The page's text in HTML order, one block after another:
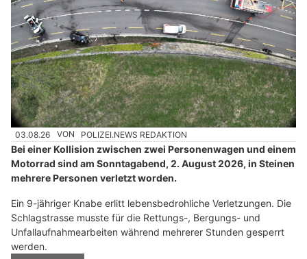
03.08.26 VON POLIZEI.NEWS REDAKTION
Bei einer Kollision zwischen zwei Personenwagen und einem
Motorrad sind am Sonntagabend, 2. August 2026, in Steinen
mehrere Personen verletzt worden.
Ein 9-jähriger Knabe erlitt lebensbedrohliche Verletzungen. Die
Schlagstrasse musste für die Rettungs-, Bergungs- und
Unfallaufnahmearbeiten während mehrerer Stunden gesperrt
werden.